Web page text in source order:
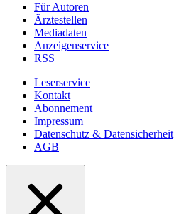
Für Autoren
Ärztestellen
Mediadaten
Anzeigenservice
RSS
Leserservice
Kontakt
Abonnement
Impressum
Datenschutz & Datensicherheit
AGB